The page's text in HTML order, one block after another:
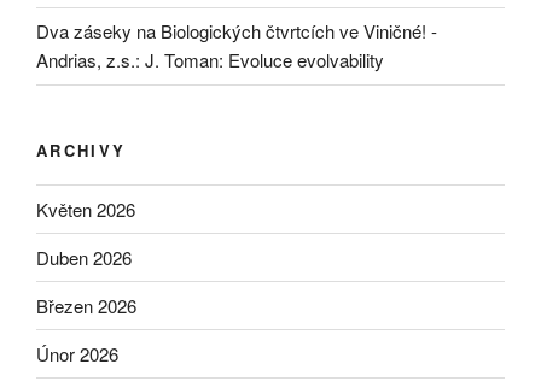
Dva záseky na Biologických čtvrtcích ve Viničné! -
Andrias, z.s.: J. Toman: Evoluce evolvability
ARCHIVY
Květen 2026
Duben 2026
Březen 2026
Únor 2026